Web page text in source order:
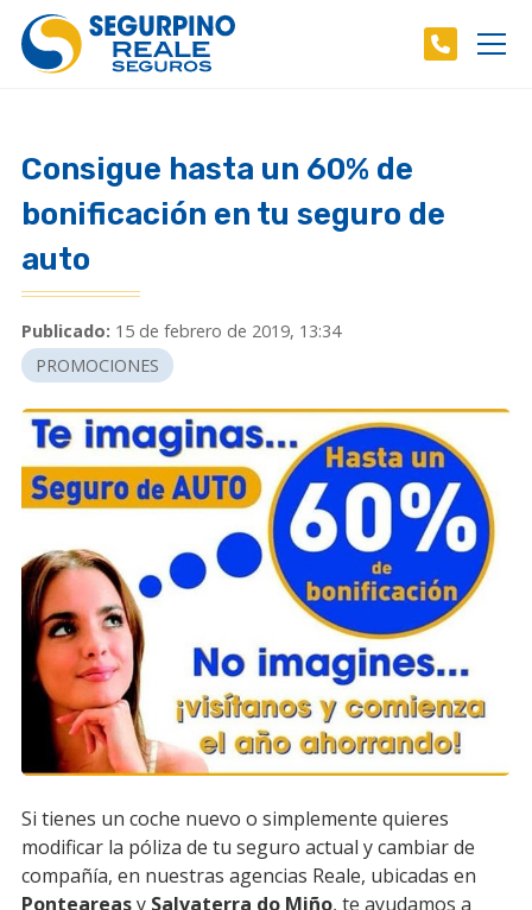
Consigue hasta un 60% de
bonificación en tu seguro de
auto
Publicado: 15 de febrero de 2019, 13:34
PROMOCIONES
Si tienes un coche nuevo o simplemente quieres
modificar la póliza de tu seguro actual y cambiar de
compañía, en nuestras agencias Reale, ubicadas en
Ponteareasy Salvaterra do Miño, te ayudamos a